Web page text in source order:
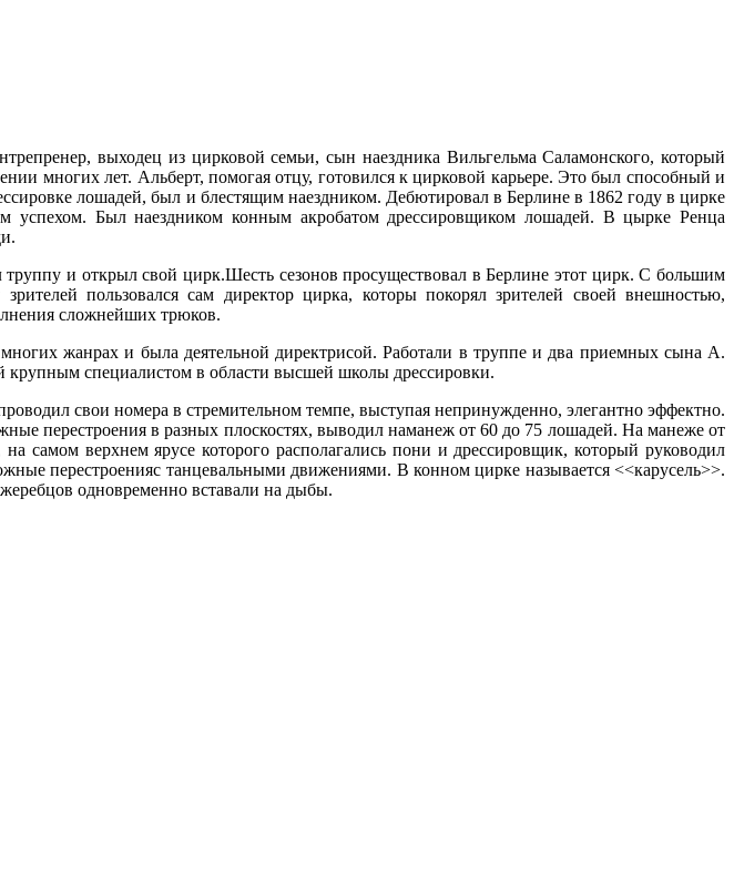
выходец из цирковой семьи, сын наездника Вильгельма Саламонского, который
многих лет. Альберт, помогая отцу, готовился к цирковой карьере. Это был способный и
лошадей, был и блестящим наездником. Дебютировал в Берлине в 1862 году в цирке
успехом. Был наездником конным акробатом дрессировщиком лошадей. В цырке Ренца
и открыл свой цирк.Шесть сезонов просуществовал в Берлине этот цирк. С большим
пользовался сам директор цирка, которы покорял зрителей своей внешностью,
сложнейших трюков.
жанрах и была деятельной директрисой. Работали в труппе и два приемных сына А.
специалистом в области высшей школы дрессировки.
свои номера в стремительном темпе, выступая непринужденно, элегантно эффектно.
перестроения в разных плоскостях, выводил наманеж от 60 до 75 лошадей. На манеже от
на самом верхнем ярусе которого располагались пони и дрессировщик, который руководил
перестроенияс танцевальными движениями. В конном цирке называется <<карусель>>.
одновременно вставали на дыбы.